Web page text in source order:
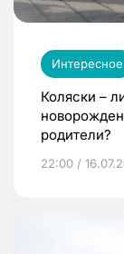
Интересное
Коляски –
родители?
22:00 /